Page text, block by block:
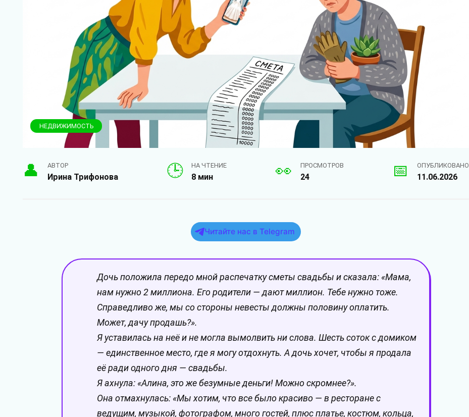
НЕДВИЖИМОСТЬ
АВТОР
Ирина Трифонова
НА ЧТЕНИЕ
8 мин
ПРОСМОТРОВ
24
ОПУБЛИКОВАНО
11.06.2026
Читайте нас в Telegram
Дочь положила передо мной распечатку сметы свадьбы и сказала: «Мама,
нам нужно 2 миллиона. Его родители — дают миллион. Тебе нужно тоже.
Справедливо же, мы со стороны невесты должны половину оплатить.
Может, дачу продашь?».
Я уставилась на неё и не могла вымолвить ни слова. Шесть соток с домиком
— единственное место, где я могу отдохнуть. А дочь хочет, чтобы я продала
её ради одного дня — свадьбы.
Я ахнула: «Алина, это же безумные деньги! Можно скромнее?».
Она отмахнулась: «Мы хотим, что все было красиво — в ресторане с
ведущим, музыкой, фотографом, много гостей, плюс платье, костюм, кольца,